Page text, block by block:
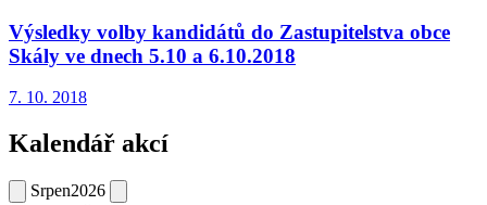
Výsledky volby kandidátů do Zastupitelstva obce
Skály ve dnech 5.10 a 6.10.2018
7. 10. 2018
Kalendář akcí
Srpen2026